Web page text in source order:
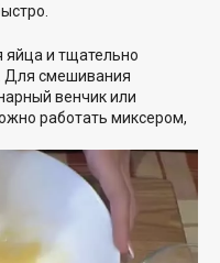
яйца и тщательно
Для смешивания
венчик или
работать миксером,